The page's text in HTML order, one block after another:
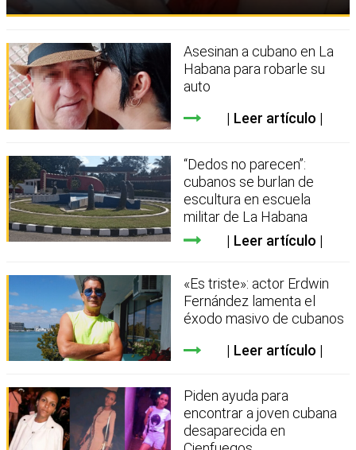
Asesinan a cubano en La
Habana para robarle su
auto
Leer artículo
“Dedos no parecen”:
cubanos se burlan de
escultura en escuela
militar de La Habana
Leer artículo
«Es triste»: actor Erdwin
Fernández lamenta el
éxodo masivo de cubanos
Leer artículo
Piden ayuda para
encontrar a joven cubana
desaparecida en